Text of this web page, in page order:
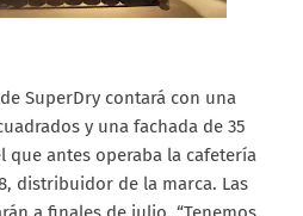
SuperDry contará con una
y una fachada de 35
que antes operaba la cafetería
distribuidor de la marca. Las